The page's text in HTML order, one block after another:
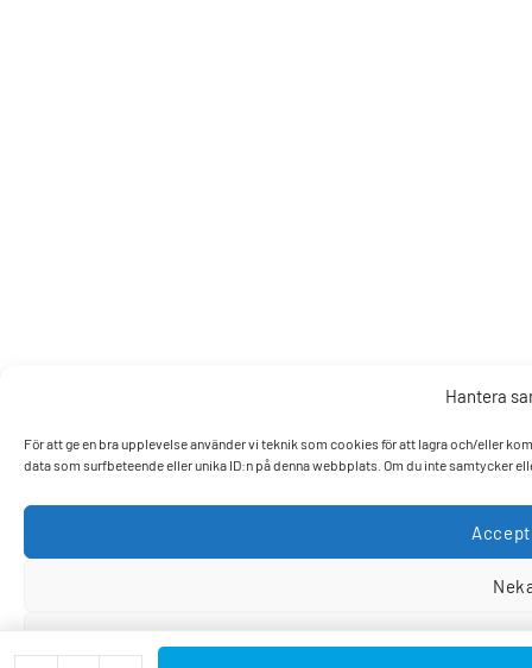
Hantera
För att ge en bra upplevelse använder vi teknik som cookies för att lagra och/eller
data som surfbeteende eller unika ID:n på denna webbplats. Om du inte samtycker